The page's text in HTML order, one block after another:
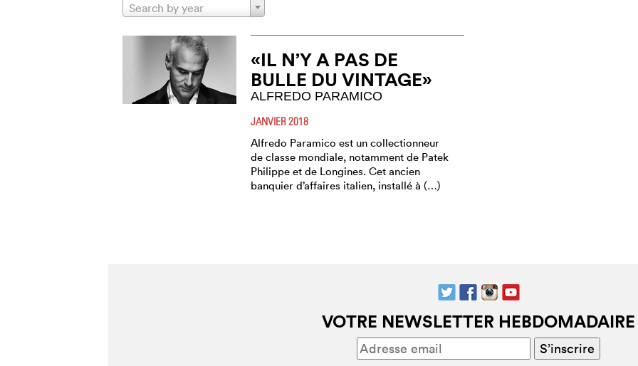
Search by year
«IL N’Y A PAS DE
BULLE DU VINTAGE»
ALFREDO PARAMICO
JANVIER 2018
Alfredo Paramico est un collectionneur
de classe mondiale, notamment de Patek
Philippe et de Longines. Cet ancien
banquier d’affaires italien, installé à (…)
VOTRE NEWSLETTER HEBDOMADAIRE